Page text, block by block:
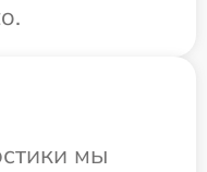
мы